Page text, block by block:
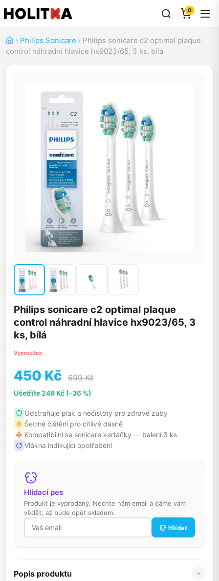
0
› Philips Sonicare › Philips sonicare c2 optimal plaque
control náhradní hlavice hx9023/65, 3 ks, bílá
Philips sonicare c2 optimal plaque
control náhradní hlavice hx9023/65, 3
ks, bílá
Vyprodáno
450 Kč 699 Kč
Ušetříte 249 Kč (-36 %)
Odstraňuje plak a nečistoty pro zdravé zuby
Šetrné čištění pro citlivé dásně
Kompatibilní se sonicare kartáčky — balení 3 ks
Vlákna indikující opotřebení
Hlídací pes
Produkt je vyprodaný. Nechte nám email a dáme vám
vědět, až bude opět skladem.
Hlídat
Popis produktu